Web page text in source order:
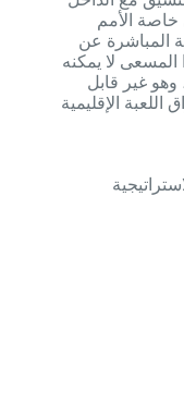
خاصة الأمم
المباشرة عن
المسعى لا يمكنه
وهو غير قابل
الإقليمية